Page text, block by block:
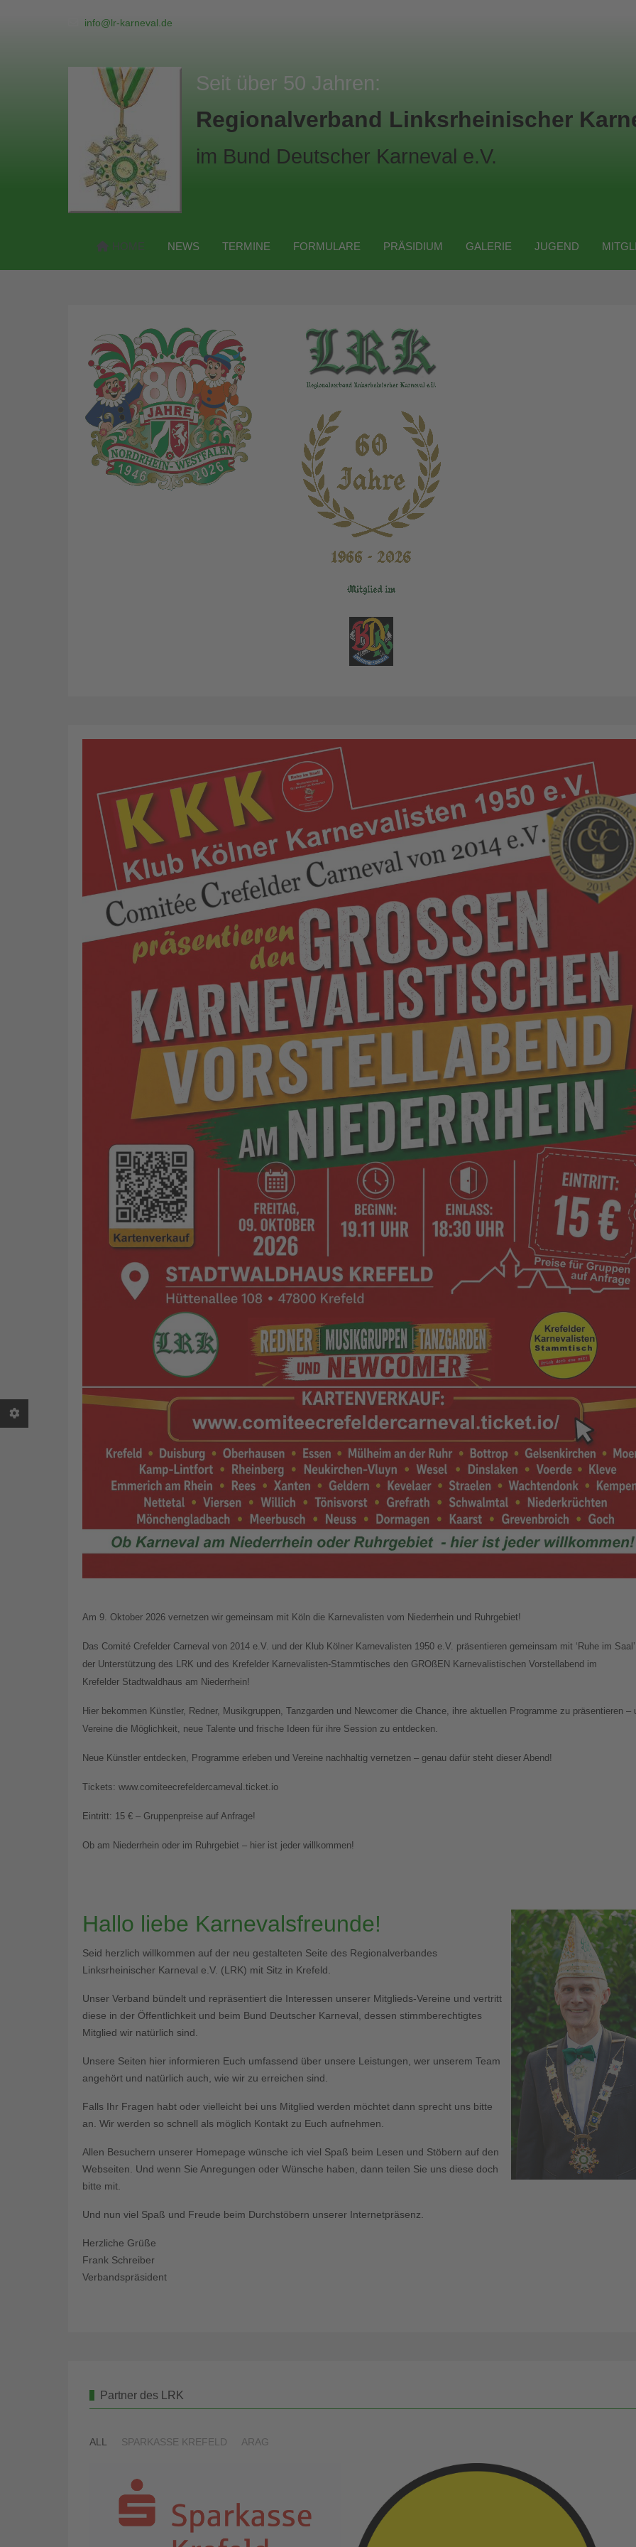
info@lr-karneval.de
Seit über 50 Jahren:
Regionalverband Linksrheinischer
im Bund Deutscher Karneval e.V.
HOME NEWS TERMINE FORMULARE PRÄSIDIUM GALERIE JUGEND
Am 9. Oktober 2026 vernetzen wir gemeinsam mit Köln die Karnevalisten vom Niederrhein und Ruhrgebiet!
Das Comité Crefelder Carneval von 2014 e.V. und der Klub Kölner Karnevalisten 1950 e.V. präsentieren gemeinsam mit ‘Ruhe im Saal’
der Unterstützung des LRK und des Krefelder Karnevalisten-Stammtisches den GROßEN Karnevalistischen Vorstellabend im
Krefelder Stadtwaldhaus am Niederrhein!
Hier bekommen Künstler, Redner, Musikgruppen, Tanzgarden und Newcomer die Chance, ihre aktuellen Programme zu präsentieren –
Vereine die Möglichkeit, neue Talente und frische Ideen für ihre Session zu entdecken.
Neue Künstler entdecken, Programme erleben und Vereine nachhaltig vernetzen – genau dafür steht dieser Abend!
Tickets: www.comiteecrefeldercarneval.ticket.io
Eintritt: 15 € – Gruppenpreise auf Anfrage!
Ob am Niederrhein oder im Ruhrgebiet – hier ist jeder willkommen!
Hallo liebe Karnevalsfreunde!
Seid herzlich willkommen auf der neu gestalteten Seite des Regionalverbandes
Linksrheinischer Karneval e.V. (LRK) mit Sitz in Krefeld.
Unser Verband bündelt und repräsentiert die Interessen unserer Mitglieds-Vereine und vertritt
diese in der Öffentlichkeit und beim Bund Deutscher Karneval, dessen stimmberechtigtes
Mitglied wir natürlich sind.
Unsere Seiten hier informieren Euch umfassend über unsere Leistungen, wer unserem Team
angehört und natürlich auch, wie wir zu erreichen sind.
Falls Ihr Fragen habt oder vielleicht bei uns Mitglied werden möchtet dann sprecht uns bitte
an. Wir werden so schnell als möglich Kontakt zu Euch aufnehmen.
Allen Besuchern unserer Homepage wünsche ich viel Spaß beim Lesen und Stöbern auf den
Webseiten. Und wenn Sie Anregungen oder Wünsche haben, dann teilen Sie uns diese doch
bitte mit.
Und nun viel Spaß und Freude beim Durchstöbern unserer Internetpräsenz.
Herzliche Grüße
Frank Schreiber
Verbandspräsident
Partner des LRK
ALL SPARKASSE KREFELD ARAG